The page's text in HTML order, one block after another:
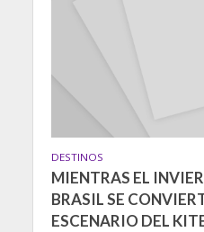
DESTINOS
MIENTRAS EL
BRASIL SE
ESCENARIO DEL